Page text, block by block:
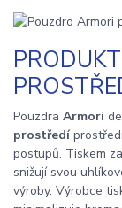
Pouzdra Armori
prostředí
postupů. Tiskem
snižují svou
výroby. Výrobce